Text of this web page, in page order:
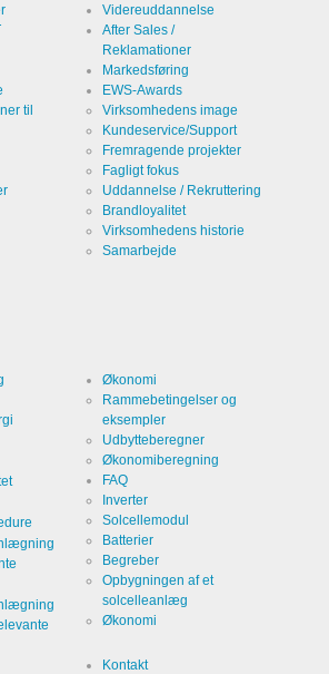
til
Videreuddannelse
After Sales /
Reklamationer
Markedsføring
EWS-Awards
Virksomhedens image
Kundeservice/Support
Fremragende projekter
Fagligt fokus
Uddannelse / Rekruttering
Brandloyalitet
Virksomhedens historie
Samarbejde
Økonomi
Rammebetingelser og
eksempler
Udbytteberegner
Økonomiberegning
FAQ
Inverter
Solcellemodul
Batterier
Begreber
Opbygningen af et
solcelleanlæg
Økonomi
Kontakt
er nødvendige til evaluering af
brugerstatistik:
webstedsanalyser.
statistiske
besøgende
_ga,_gid
er nødvendige for at evaluere
brugeradfærd: